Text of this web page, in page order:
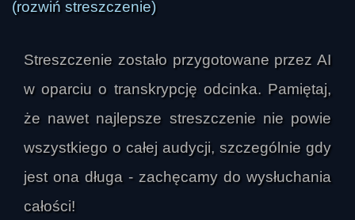
otoczenia. Już jako nastolatka została matką,
prostytuować się, podróżować autostopem i
wchodzić w konflikty z prawem. Z czasem jej
uzależnieniach i kolejnych aresztowaniach.
W audycji podkreślono, że Wuornos przez lata
zmieniając nazwiska i podejmując dorywcze,
(rozwiń streszczenie)
Streszczenie zostało przygotowane przez AI
w oparciu o transkrypcję odcinka. Pamiętaj,
że nawet najlepsze streszczenie nie powie
wszystkiego o całej audycji, szczególnie gdy
jest ona długa - zachęcamy do wysłuchania
całości!